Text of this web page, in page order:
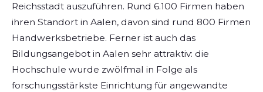
Reichsstadt auszuführen. Rund 6.100 Firmen haben
ihren Standort in Aalen, davon sind rund 800 Firmen
Handwerksbetriebe. Ferner ist auch das
Bildungsangebot in Aalen sehr attraktiv: die
Hochschule wurde zwölfmal in Folge als
forschungsstärkste Einrichtung für angewandte